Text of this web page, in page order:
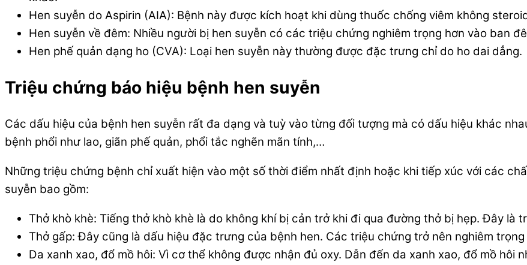
Hen suyễn do Aspirin (AIA): Bệnh này được kích hoạt khi dùng thuốc chống viêm không
Hen suyễn về đêm: Nhiều người bị hen suyễn có các triệu chứng nghiêm trọng hơn vào ban
Hen phế quản dạng ho (CVA): Loại hen suyễn này thường được đặc trưng chỉ do ho dai dẳng.
Triệu chứng báo hiệu bệnh hen suyễn
Các dấu hiệu của bệnh hen suyễn rất đa dạng và tuỳ vào từng đối tượng mà có dấu hiệu khác
bệnh phổi như lao, giãn phế quản, phổi tắc nghẽn mãn tính,…
Những triệu chứng bệnh chỉ xuất hiện vào một số thời điểm nhất định hoặc khi tiếp xúc với các
suyễn bao gồm:
Thở khò khè: Tiếng thở khò khè là do không khí bị cản trở khi đi qua đường thở bị hẹp. Đây là
Thở gấp: Đây cũng là dấu hiệu đặc trưng của bệnh hen. Các triệu chứng trở nên nghiêm
Da xanh xao, đổ mồ hôi: Vì cơ thể không được nhận đủ oxy. Dẫn đến da xanh xao, đổ mồ hôi